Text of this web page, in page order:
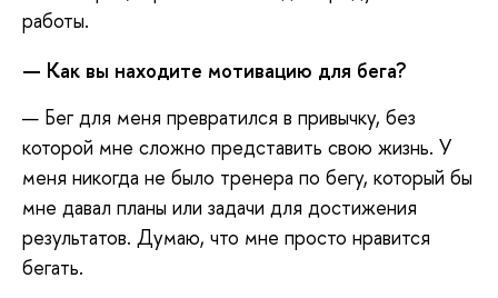
работы.
— Как вы находите мотивацию для бега?
— Бег для меня превратился в привычку, без
которой мне сложно представить свою жизнь. У
меня никогда не было тренера по бегу, который бы
мне давал планы или задачи для достижения
результатов. Думаю, что мне просто нравится
бегать.